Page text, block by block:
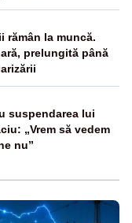
rămân la muncă.
prelungită până
suspendarea lui
„Vrem să vedem
nu”